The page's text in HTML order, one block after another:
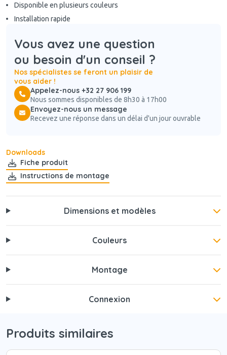
Disponible en plusieurs couleurs
Installation rapide
Vous avez une question
ou besoin d'un conseil ?
Nos spécialistes se feront un plaisir de
vous aider !
Appelez-nous +32 27 906 199
Nous sommes disponibles de 8h30 à 17h00
Envoyez-nous un message
Recevez une réponse dans un délai d'un jour ouvrable
Downloads
Fiche produit
Instructions de montage
Dimensions et modèles
Couleurs
Montage
Connexion
Produits similaires